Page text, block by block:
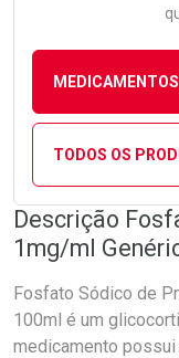
TODOS OS
Descrição
1mg/ml
Fosfato Sódico de
100ml é um
medicamento